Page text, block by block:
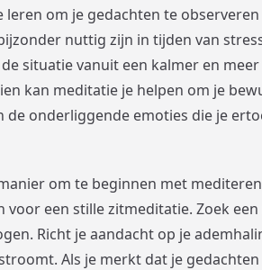
leren om je gedachten te
nuttig zijn in tijden van
situatie vanuit een kalmer en
kan meditatie je helpen om je
de onderliggende emoties die je
om te beginnen met
voor een stille zitmeditatie. Zoek
Richt je aandacht op je
Als je merkt dat je